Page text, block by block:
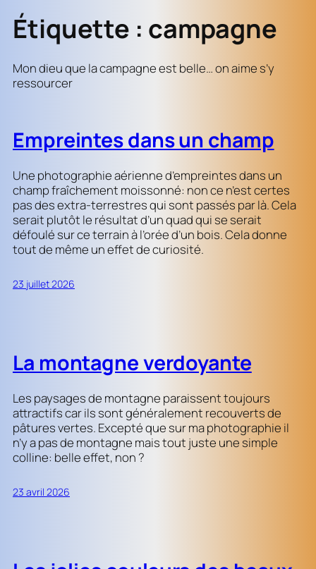
Étiquette : campagne
Mon dieu que la campagne est belle… on aime s’y
ressourcer
Empreintes dans un champ
Une photographie aérienne d’empreintes dans un
champ fraîchement moissonné: non ce n’est certes
pas des extra-terrestres qui sont passés par là. Cela
serait plutôt le résultat d’un quad qui se serait
défoulé sur ce terrain à l’orée d’un bois. Cela donne
tout de même un effet de curiosité.
23 juillet 2026
La montagne verdoyante
Les paysages de montagne paraissent toujours
attractifs car ils sont généralement recouverts de
pâtures vertes. Excepté que sur ma photographie il
n’y a pas de montagne mais tout juste une simple
colline: belle effet, non ?
23 avril 2026